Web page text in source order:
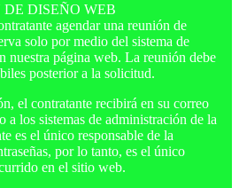
DISEÑO WEB
agendar una reunión de
solo por medio del sistema de
nuestra página web. La reunión debe
posterior a la solicitud.
el contratante recibirá en su correo
a los sistemas de administración de la
es el único responsable de la
por lo tanto, es el único
en el sitio web.